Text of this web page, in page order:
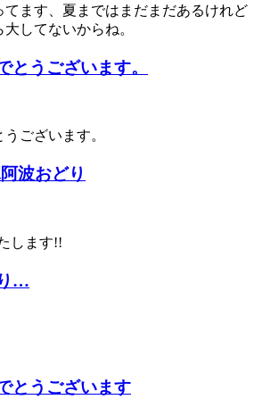
てます、夏まではまだまだあるけれど
してないからね。
とうございます。
ございます。
波おどり
します!!
…
とうございます